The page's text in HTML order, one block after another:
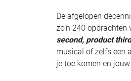
De afgelopen
zo’n 240
second, product
musical of zelfs een
je toe komen en